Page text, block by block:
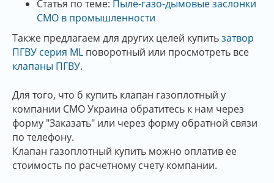
Статья по теме: Пыле-газо-дымовые заслонки
СМО в промышленности
Также предлагаем для других целей купитьзатвор
ПГВУ серия ML поворотный или просмотреть все
клапаны ПГВУ.
Для того, что б купить клапан газоплотный у
компании СМО Украина обратитесь к нам через
форму "Заказать" или через форму обратной связи
по телефону.
Клапан газоплотный купить можно оплатив ее
стоимость по расчетному счету компании.